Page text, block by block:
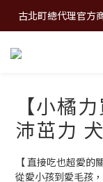
A World of
古北町總代理官方
A World
【小橘
沛茁力
【 直接吃也超愛的
從愛小孩到愛毛孩